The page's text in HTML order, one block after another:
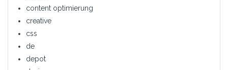
content optimierung
creative
css
de
depot